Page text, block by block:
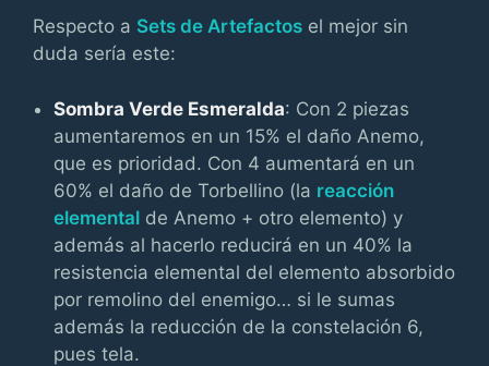
Respecto a Sets de Artefactos el mejor sin
duda sería este:
Sombra Verde Esmeralda: Con 2 piezas
aumentaremos en un 15% el daño Anemo,
que es prioridad. Con 4 aumentará en un
60% el daño de Torbellino (la reacción
elemental de Anemo + otro elemento) y
además al hacerlo reducirá en un 40% la
resistencia elemental del elemento absorbido
por remolino del enemigo… si le sumas
además la reducción de la constelación 6,
pues tela.